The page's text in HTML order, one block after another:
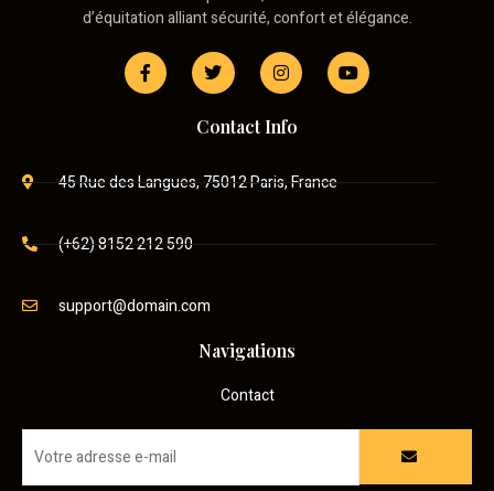
d’équitation alliant sécurité, confort et élégance.
Contact Info
45 Rue des Langues, 75012 Paris, France
(+62) 8152 212 590
support@domain.com
Navigations
Contact